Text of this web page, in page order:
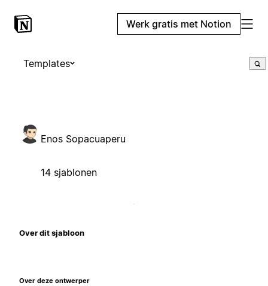
Werk gratis met Notion
Templates
Enos Sopacuaperu
14 sjablonen
Over dit sjabloon
Over deze ontwerper